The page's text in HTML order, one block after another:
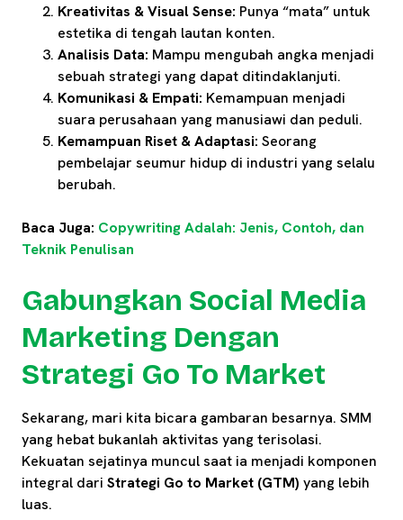
Kreativitas & Visual Sense: Punya “mata” untuk
estetika di tengah lautan konten.
Analisis Data: Mampu mengubah angka menjadi
sebuah strategi yang dapat ditindaklanjuti.
Komunikasi & Empati: Kemampuan menjadi
suara perusahaan yang manusiawi dan peduli.
Kemampuan Riset & Adaptasi: Seorang
pembelajar seumur hidup di industri yang selalu
berubah.
Baca Juga: Copywriting Adalah: Jenis, Contoh, dan
Teknik Penulisan
Gabungkan Social Media
Marketing Dengan
Strategi Go To Market
Sekarang, mari kita bicara gambaran besarnya. SMM
yang hebat bukanlah aktivitas yang terisolasi.
Kekuatan sejatinya muncul saat ia menjadi komponen
integral dari Strategi Go to Market (GTM) yang lebih
luas.